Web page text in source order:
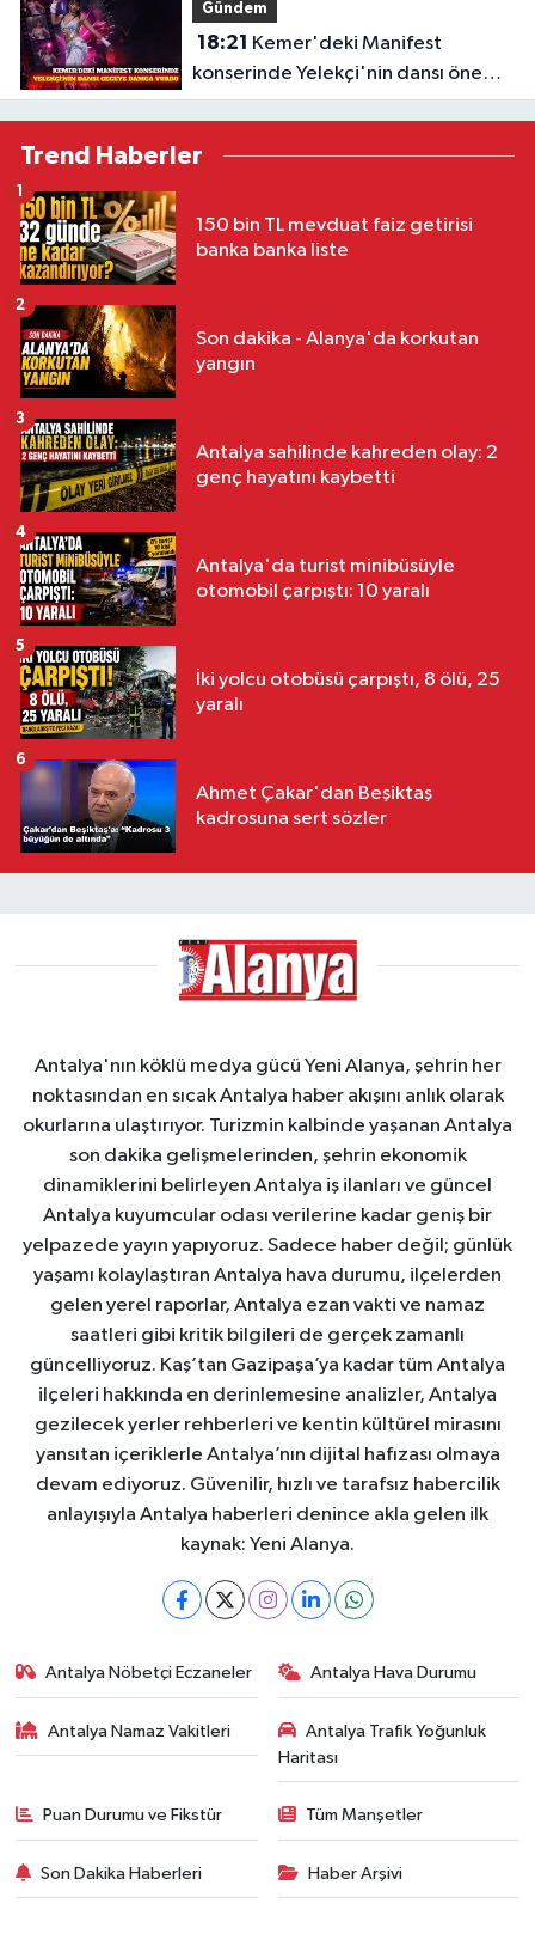
Gündem
18:21
konserinde Yelekçi'nin dansı öne
çıktı
Trend Haberler
150 bin TL mevduat faiz getirisi
banka banka liste
1
Son dakika - Alanya'da korkutan
yangın
2
Antalya sahilinde kahreden olay: 2
genç hayatını kaybetti
3
Antalya'da turist minibüsüyle
otomobil çarpıştı: 10 yaralı
4
İki yolcu otobüsü çarpıştı, 8 ölü, 25
yaralı
5
Ahmet Çakar'dan Beşiktaş
kadrosuna sert sözler
6
Antalya'nın köklü medya gücü Yeni Alanya, şehrin her
noktasından en sıcak Antalya haber akışını anlık olarak
okurlarına ulaştırıyor. Turizmin kalbinde yaşanan Antalya
son dakika gelişmelerinden, şehrin ekonomik
dinamiklerini belirleyen Antalya iş ilanları ve güncel
Antalya kuyumcular odası verilerine kadar geniş bir
yelpazede yayın yapıyoruz. Sadece haber değil; günlük
yaşamı kolaylaştıran Antalya hava durumu, ilçelerden
gelen yerel raporlar, Antalya ezan vakti ve namaz
saatleri gibi kritik bilgileri de gerçek zamanlı
güncelliyoruz. Kaş’tan Gazipaşa’ya kadar tüm Antalya
ilçeleri hakkında en derinlemesine analizler, Antalya
gezilecek yerler rehberleri ve kentin kültürel mirasını
yansıtan içeriklerle Antalya’nın dijital hafızası olmaya
devam ediyoruz. Güvenilir, hızlı ve tarafsız habercilik
anlayışıyla Antalya haberleri denince akla gelen ilk
kaynak: Yeni Alanya.
Antalya Nöbetçi Eczaneler Antalya Hava Durumu
Antalya Namaz Vakitleri
Antalya Trafik Yoğunluk
Haritası
Puan Durumu ve Fikstür Tüm Manşetler
Son Dakika Haberleri Haber Arşivi